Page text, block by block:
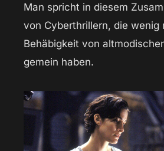
Man spricht in diesem
von Cyberthrillern, die wenig
Behäbigkeit von
gemein haben.